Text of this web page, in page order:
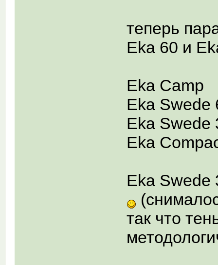
теперь
Eka 60 и
Eka Camp
Eka Swede
Eka Swede
Eka
Eka Swede
так что